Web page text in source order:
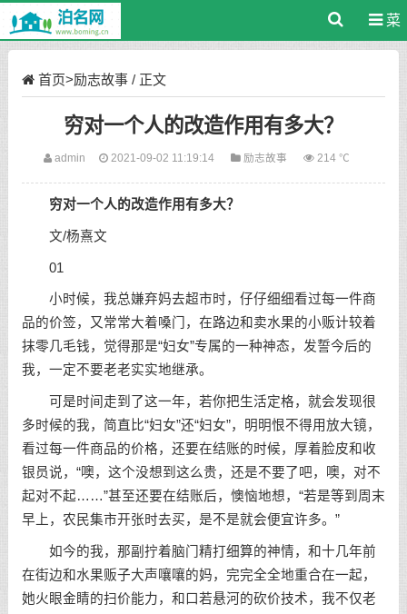
菜
首页>励志故事/ 正文
穷对一个人的改造作用有多大？
admin 2021-09-02 11:19:14 励志故事 214 ℃
穷对一个人的改造作用有多大？
文/杨熹文
01
小时候，我总嫌弃妈去超市时，仔仔细细看过每一件商
品的价签，又常常大着嗓门，在路边和卖水果的小贩计较着
抹零几毛钱，觉得那是“妇女”专属的一种神态，发誓今后的
我，一定不要老老实实地继承。
可是时间走到了这一年，若你把生活定格，就会发现很
多时候的我，简直比“妇女”还“妇女”，明明恨不得用放大镜，
看过每一件商品的价格，还要在结账的时候，厚着脸皮和收
银员说，“噢，这个没想到这么贵，还是不要了吧，噢，对不
起对不起……”甚至还要在结账后，懊恼地想，“若是等到周末
早上，农民集市开张时去买，是不是就会便宜许多。”
如今的我，那副拧着脑门精打细算的神情，和十几年前
在街边和水果贩子大声嚷嚷的妈，完完全全地重合在一起，
她火眼金睛的扫价能力，和口若悬河的砍价技术，我不仅老